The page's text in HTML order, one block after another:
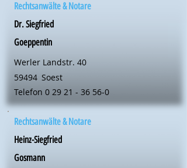
Rechtsanwälte & Notare
Dr. Siegfried
Goeppentin
Werler Landstr. 40
59494 Soest
Telefon 0 29 21 - 36 56-0
Rechtsanwälte & Notare
Heinz-Siegfried
Gosmann